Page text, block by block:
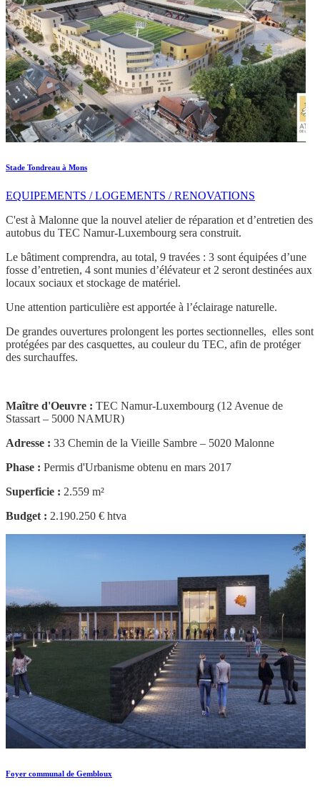
Stade Tondreau à Mons
EQUIPEMENTS / LOGEMENTS / RENOVATIONS
C'est à Malonne que la nouvel atelier de réparation et d’entretien des
autobus du TEC Namur-Luxembourg sera construit.
Le bâtiment comprendra, au total, 9 travées : 3 sont équipées d’une
fosse d’entretien, 4 sont munies d’élévateur et 2 seront destinées aux
locaux sociaux et stockage de matériel.
Une attention particulière est apportée à l’éclairage naturelle.
De grandes ouvertures prolongent les portes sectionnelles, elles sont
protégées par des casquettes, au couleur du TEC, afin de protéger
des surchauffes.
Maître d'Oeuvre : TEC Namur-Luxembourg (12 Avenue de
Stassart – 5000 NAMUR)
Adresse : 33 Chemin de la Vieille Sambre – 5020 Malonne
Phase : Permis d'Urbanisme obtenu en mars 2017
Superficie : 2.559 m²
Budget : 2.190.250 € htva
Foyer communal de Gembloux